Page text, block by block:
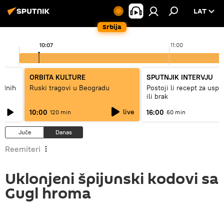
Srbija
LAT
11:00
10:07
ORBITA KULTURE
Ruski tragovi u Beogradu
10:00 120 min live
SPUTNJIK INTERVJU
Postoji li recept za
ili brak
16:00 60 min
Juče Danas
Reemiteri
Uklonjeni špijunski kodovi sa
Gugl hroma